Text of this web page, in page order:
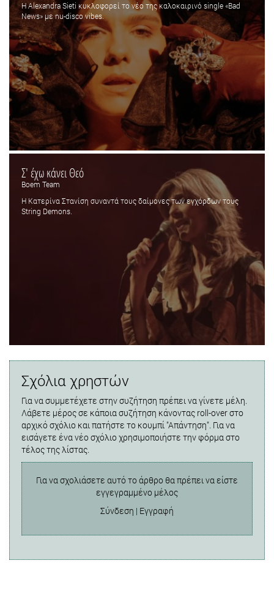
Η Alexandra Sieti κυκλοφορεί το νέο της καλοκαιρινό single «Bad
News» με nu-disco vibes.
Σ' έχω κάνει Θεό
Boem Team
Η Κατερίνα Στανίση συναντά τους δαίμονες των εγχόρδων τους
String Demons.
Σχόλια χρηστών
Για να συμμετέχετε στην συζήτηση πρέπει να γίνετε μέλη.
Λάβετε μέρος σε κάποια συζήτηση κάνοντας roll-over στο
αρχικό σχόλιο και πατήστε το κουμπί "Απάντηση". Για να
εισάγετε ένα νέο σχόλιο χρησιμοποιήστε την φόρμα στο
τέλος της λίστας.
Για να σχολιάσετε αυτό το άρθρο θα πρέπει να είστε
εγγεγραμμένο μέλος
Σύνδεση | Εγγραφή